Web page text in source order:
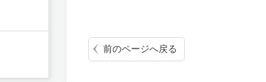
前のページへ戻る